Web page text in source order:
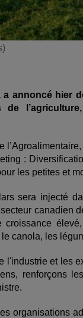
a annoncé hier
de
:
les petites et
sera injecté
secteur
croissance
canola, les
l'industrie et les
renforçons
organisations